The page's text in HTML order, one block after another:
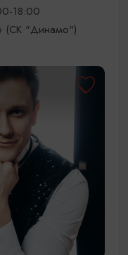
18:00
(СК "Динамо")